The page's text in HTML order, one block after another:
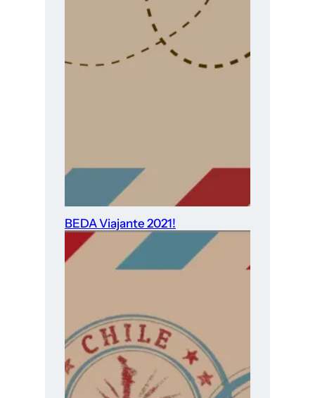
BEDA Viajante 2021!